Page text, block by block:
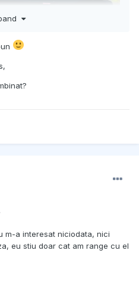
m-a interesat niciodata, nici
eu stiu doar cat am range cu el